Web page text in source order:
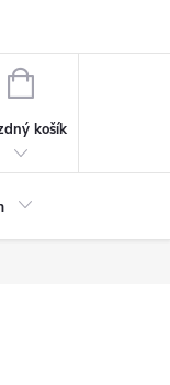
NÁKUPNÍ
košík